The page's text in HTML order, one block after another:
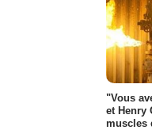
"Vous
et Henry
muscles